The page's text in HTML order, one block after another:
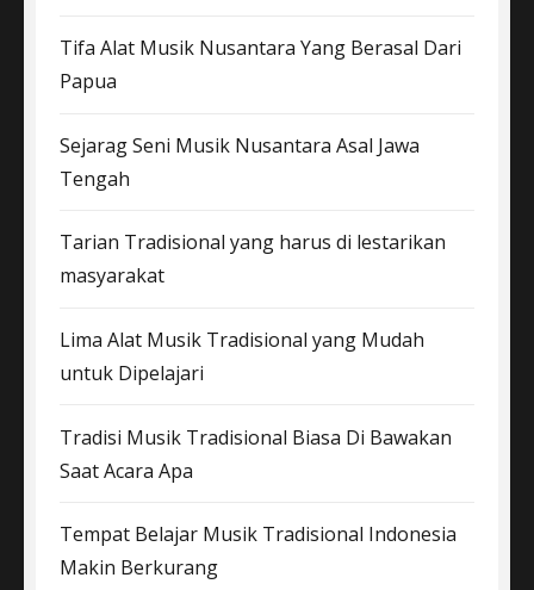
Tifa Alat Musik Nusantara Yang Berasal Dari
Papua
Sejarag Seni Musik Nusantara Asal Jawa
Tengah
Tarian Tradisional yang harus di lestarikan
masyarakat
Lima Alat Musik Tradisional yang Mudah
untuk Dipelajari
Tradisi Musik Tradisional Biasa Di Bawakan
Saat Acara Apa
Tempat Belajar Musik Tradisional Indonesia
Makin Berkurang